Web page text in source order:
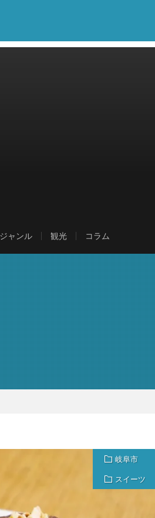
ャンル 観光 コラム
岐阜市
スイーツ